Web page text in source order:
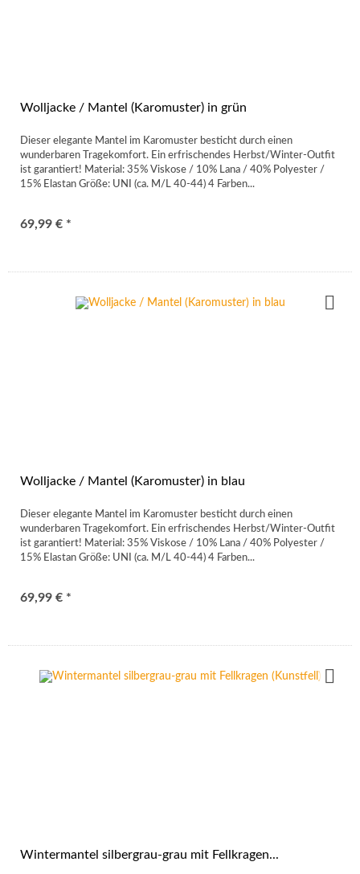
Wolljacke / Mantel (Karomuster) in grün
Dieser elegante Mantel im Karomuster besticht durch einen
wunderbaren Tragekomfort. Ein erfrischendes Herbst/Winter-Outfit
ist garantiert! Material: 35% Viskose / 10% Lana / 40% Polyester /
15% Elastan Größe: UNI (ca. M/L 40-44) 4 Farben...
69,99 € *
Wolljacke / Mantel (Karomuster) in blau
Dieser elegante Mantel im Karomuster besticht durch einen
wunderbaren Tragekomfort. Ein erfrischendes Herbst/Winter-Outfit
ist garantiert! Material: 35% Viskose / 10% Lana / 40% Polyester /
15% Elastan Größe: UNI (ca. M/L 40-44) 4 Farben...
69,99 € *
Wintermantel silbergrau-grau mit Fellkragen...